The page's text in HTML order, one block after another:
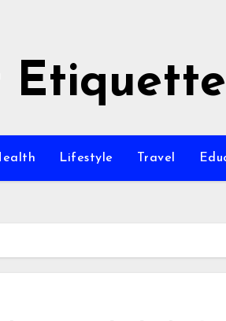
Etiquette
Lifestyle Travel